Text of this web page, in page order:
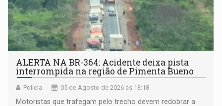
ALERTA NA BR-364: Acidente deixa pista
interrompida na região de Pimenta Bueno
Polícia 05 de Agosto de 2026 às 13:18
​Motoristas que trafegam pelo trecho devem redobrar a